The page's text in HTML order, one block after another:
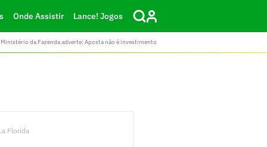
Onde Assistir Lance! Jogos
da Fazenda adverte: Aposta não é investimento
Florida